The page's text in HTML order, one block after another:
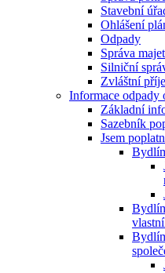
Stavební
Ohlášení
Odpady
Správa
Silniční
Zvláštní
Informace odpady
Základní
Sazebník
Jsem